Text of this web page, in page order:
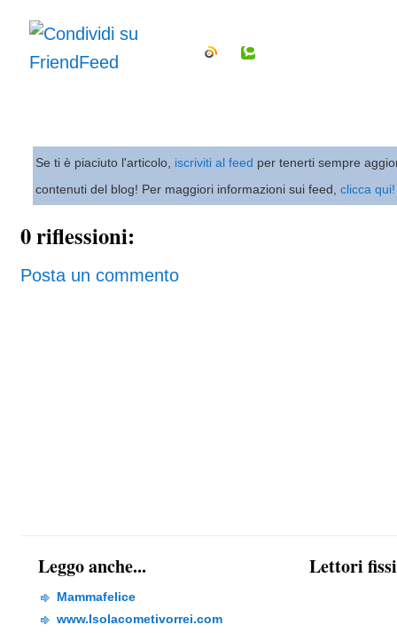
Se ti è piaciuto l'articolo, iscriviti al feed per tenerti sempre
contenuti del blog! Per maggiori informazioni sui feed, clicca qui!
0 riflessioni:
Posta un commento
Leggo anche...
Mammafelice
www.Isolacometivorrei.com
Lettori fissi